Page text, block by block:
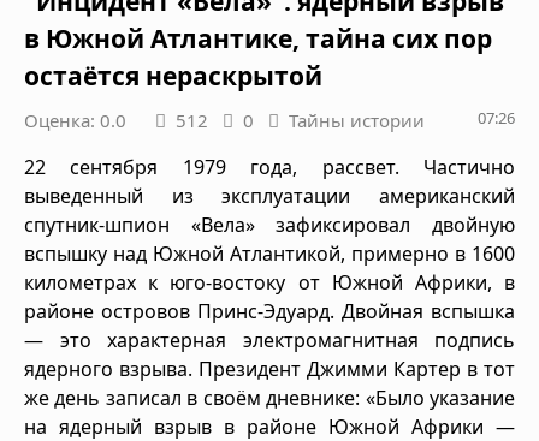
в Южной Атлантике, тайна сих пор
остаётся нераскрытой
Оценка: 0.0 512 0 Тайны истории 07:26
22 сентября 1979 года, рассвет. Частично
выведенный из эксплуатации американский
спутник-шпион «Вела» зафиксировал двойную
вспышку над Южной Атлантикой, примерно в 1600
километрах к юго-востоку от Южной Африки, в
районе островов Принс-Эдуард. Двойная вспышка
— это характерная электромагнитная подпись
ядерного взрыва. Президент Джимми Картер в тот
же день записал в своём дневнике: «Было указание
на ядерный взрыв в районе Южной Африки —